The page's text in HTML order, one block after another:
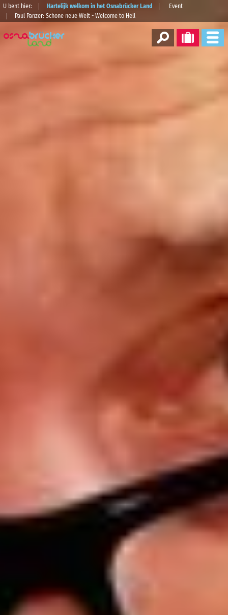
U bent hier: Hartelijk welkom in het Osnabrücker Land
Event
Paul Panzer: Schöne neue Welt - Welcome to Hell